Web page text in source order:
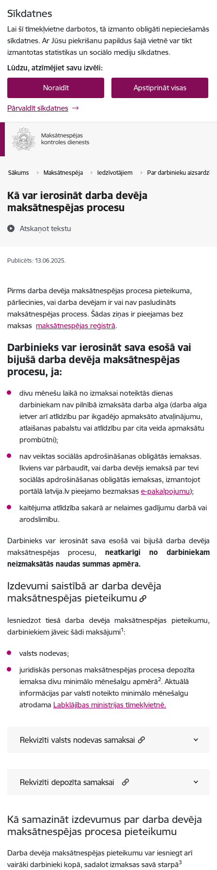
Sīkdatnes
Lai šī tīmekļvietne darbotos, tā izmanto obligāti nepieciešamās
sīkdatnes. Ar Jūsu piekrišanu papildus šajā vietnē var tikt
izmantotas statistikas un sociālo mediju sīkdatnes.
Lūdzu, atzīmējiet savu izvēli:
Noraidīt Apstiprināt visas
Pārvaldīt sīkdatnes
Sākums Maksātnespēja Iedzīvotājiem Par darbinieku aizsardzību
Kā var ierosināt darba devēja
maksātnespējas procesu
Atskaņot tekstu
Publicēts: 13.06.2025.
Pirms darba devēja maksātnespējas procesa pieteikuma,
pārliecinies, vai darba devējam ir vai nav pasludināts
maksātnespējas process. Šādas ziņas ir pieejamas bez
maksas maksātnespējas reģistrā.
Darbinieks var ierosināt sava esošā vai
bijušā darba devēja maksātnespējas
procesu, ja:
divu mēnešu laikā no izmaksai noteiktās dienas
darbiniekam nav pilnībā izmaksāta darba alga (darba alga
ietver arī atlīdzību par ikgadējo apmaksāto atvaļinājumu,
atlaišanas pabalstu vai atlīdzību par cita veida apmaksātu
prombūtni);
nav veiktas sociālās apdrošināšanas obligātās iemaksas.
Ikviens var pārbaudīt, vai darba devējs iemaksā par tevi
sociālās apdrošināšanas obligātās iemaksas, izmantojot
portālā latvija.lv pieejamo bezmaksas e-pakalpojumu);
kaitējuma atlīdzība sakarā ar nelaimes gadījumu darbā vai
arodslimību.
Darbinieks var ierosināt sava esošā vai bijušā darba devēja
maksātnespējas procesu, neatkarīgi no darbiniekam
neizmaksātās naudas summas apmēra.
Izdevumi saistībā ar darba devēja
maksātnespējas pieteikumu
Iesniedzot tiesā darba devēja maksātnespējas pieteikumu,
darbiniekiem jāveic šādi maksājumi1:
valsts nodevas;
juridiskās personas maksātnespējas procesa depozīta
iemaksa divu minimālo mēnešalgu apmērā2. Aktuālā
informācijas par valstī noteikto minimālo mēnešalgu
atrodama Labklājības ministrijas tīmekļvietnē.
Rekvizīti valsts nodevas samaksai
Rekvizīti depozīta samaksai
Kā samazināt izdevumus par darba devēja
maksātnespējas procesa pieteikumu
Darba devēja maksātnespējas pieteikumu var iesniegt arī
vairāki darbinieki kopā, sadalot izmaksas savā starpā3